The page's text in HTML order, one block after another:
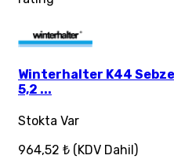
Winterhalter K44
5,2 ...
Stokta Var
964,52 ₺ (KDV Dahil)